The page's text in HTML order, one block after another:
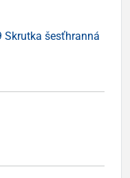
Skrutka šesťhranná